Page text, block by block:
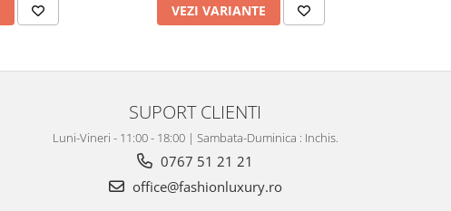
VEZI VARIANTE
SUPORT CLIENTI
Luni-Vineri - 11:00 - 18:00 | Sambata-Duminica : Inchis.
0767 51 21 21
office@fashionluxury.ro